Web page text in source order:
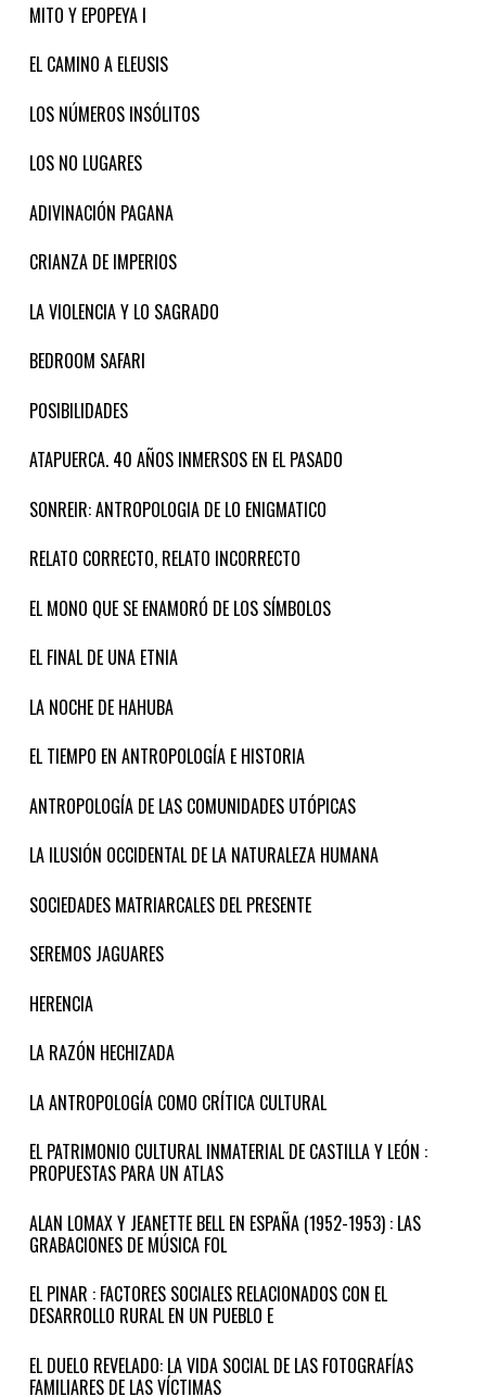
MITO Y EPOPEYA I
EL CAMINO A ELEUSIS
LOS NÚMEROS INSÓLITOS
LOS NO LUGARES
ADIVINACIÓN PAGANA
CRIANZA DE IMPERIOS
LA VIOLENCIA Y LO SAGRADO
BEDROOM SAFARI
POSIBILIDADES
ATAPUERCA. 40 AÑOS INMERSOS EN EL PASADO
SONREIR: ANTROPOLOGIA DE LO ENIGMATICO
RELATO CORRECTO, RELATO INCORRECTO
EL MONO QUE SE ENAMORÓ DE LOS SÍMBOLOS
EL FINAL DE UNA ETNIA
LA NOCHE DE HAHUBA
EL TIEMPO EN ANTROPOLOGÍA E HISTORIA
ANTROPOLOGÍA DE LAS COMUNIDADES UTÓPICAS
LA ILUSIÓN OCCIDENTAL DE LA NATURALEZA HUMANA
SOCIEDADES MATRIARCALES DEL PRESENTE
SEREMOS JAGUARES
HERENCIA
LA RAZÓN HECHIZADA
LA ANTROPOLOGÍA COMO CRÍTICA CULTURAL
EL PATRIMONIO CULTURAL INMATERIAL DE CASTILLA Y LEÓN :
PROPUESTAS PARA UN ATLAS
ALAN LOMAX Y JEANETTE BELL EN ESPAÑA (1952-1953) : LAS
GRABACIONES DE MÚSICA FOL
EL PINAR : FACTORES SOCIALES RELACIONADOS CON EL
DESARROLLO RURAL EN UN PUEBLO E
EL DUELO REVELADO: LA VIDA SOCIAL DE LAS FOTOGRAFÍAS
FAMILIARES DE LAS VÍCTIMAS